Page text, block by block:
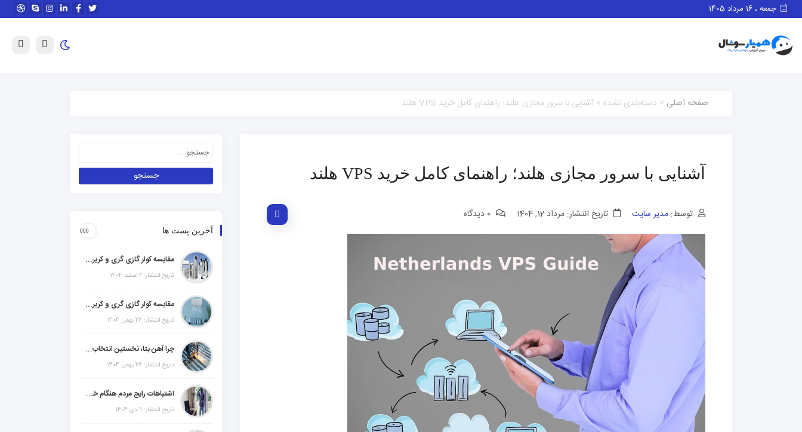
جمعه ، 16 مرداد 1405
صفحه اصلی > دسته‌بندی نشده > آشنایی با سرور مجازی هلند؛ راهنمای کامل خرید VPS هلند
آشنایی با سرور مجازی هلند؛ راهنمای کامل خرید VPS هلند
توسط: مدیر سایت تاریخ انتشار: مرداد 12, 1404
آخرین پست ها
مقایسه کولر گازی گری و کریر و ال جی و جنرال گلد و هایسنس و مدیا و اجنرال
تاریخ انتشار: 2 اسفند 1404
مقایسه کولر گازی گری و کریر و ال جی و جنرال گلد و جنرال شکار و سامسونگ و یونیوا
تاریخ انتشار: 26 بهمن 1404
چرا آهن بتا، نخستین انتخاب برای گل میخ عرشه فولادی در ایران است؟
تاریخ انتشار: 26 بهمن 1404
اشتباهات رایج مردم هنگام خرید دزدگیر منزل
تاریخ انتشار: 9 دی 1404